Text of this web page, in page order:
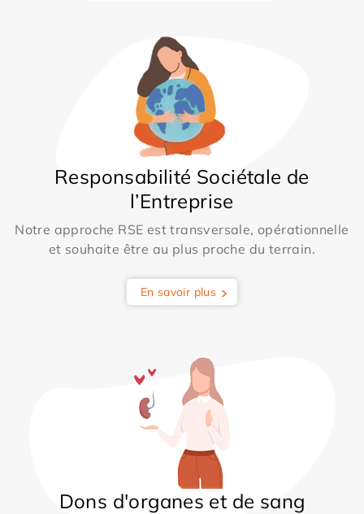
Responsabilité Sociétale de
l’Entreprise
Notre approche RSE est transversale, opérationnelle
et souhaite être au plus proche du terrain.
En savoir plus
Dons d'organes et de sang